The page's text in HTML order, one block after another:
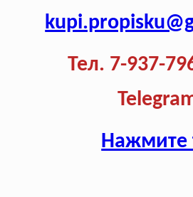
Тел. 7-937-
Нажмите